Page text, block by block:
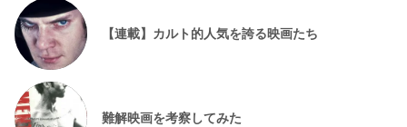
【連載】カルト的人気を誇る映画たち
難解映画を考察してみた